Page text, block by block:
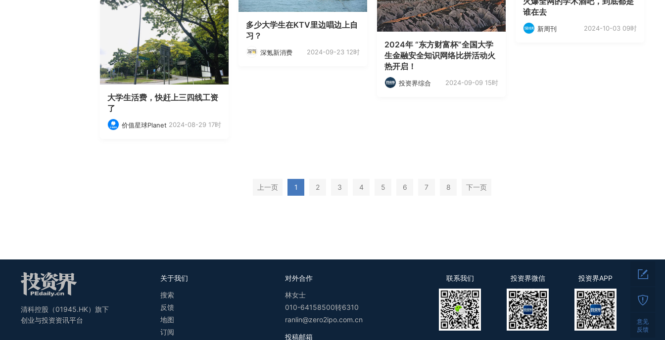
谁在去
新周刊 2024-10-03 09时
多少大学生在KTV里边唱边上自
习？
深氪新消费 2024-09-23 12时
2024年 “东方财富杯”全国大学
生金融安全知识网络比拼活动火
热开启！
投资界综合 2024-09-09 15时
大学生活费，快赶上三四线工资
了
价值星球Planet 2024-08-29 17时
上一页 1 2 3 4 5 6 7 8 下一页
清科控股（01945.HK）旗下
创业与投资资讯平台
关于我们
搜索
反馈
地图
订阅
对外合作
林女士
010-64158500转6310
ranlin@zero2ipo.com.cn
投稿邮箱
联系我们 投资界微信 投资界APP
意见
反馈